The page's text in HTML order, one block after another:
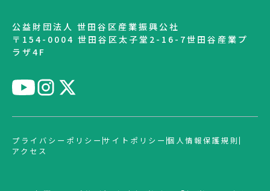
公益財団法人 世田谷区産業振興公社
〒154-0004 世田谷区太子堂2-16-7世田谷産業プ
ラザ4F
プライバシーポリシー サイトポリシー 個人情報保護規則
アクセス